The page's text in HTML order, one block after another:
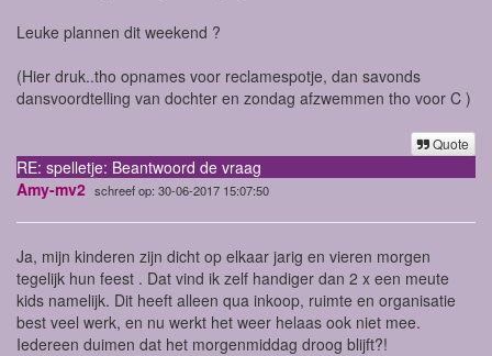
Leuke plannen dit weekend ?
(Hier druk..tho opnames voor reclamespotje, dan savonds
dansvoordtelling van dochter en zondag afzwemmen tho voor C )
Quote
RE: spelletje: Beantwoord de vraag
Amy-mv2 schreef op: 30-06-2017 15:07:50
Ja, mijn kinderen zijn dicht op elkaar jarig en vieren morgen
tegelijk hun feest . Dat vind ik zelf handiger dan 2 x een meute
kids namelijk. Dit heeft alleen qua inkoop, ruimte en organisatie
best veel werk, en nu werkt het weer helaas ook niet mee.
Iedereen duimen dat het morgenmiddag droog blijft?!